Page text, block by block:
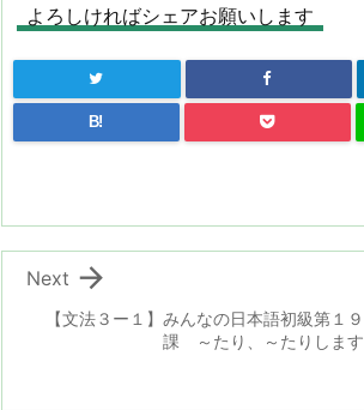
よろしければシェアお願いします
B!
【文法３ー１】みんなの日本語初級第１９
課 ～たり、～たりします

Next